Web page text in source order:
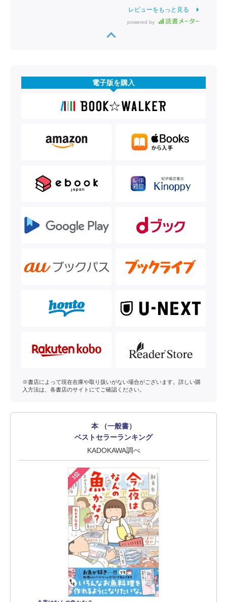
レビューをもっと見る
powered by
電子版を購入
※書店によって現在在庫や取り扱いがない場合がございます。詳しい購
入方法は、各書店のサイトにてご確認ください。
本 （一般書）
ベストセラーランキング
KADOKAWA調べ
1位